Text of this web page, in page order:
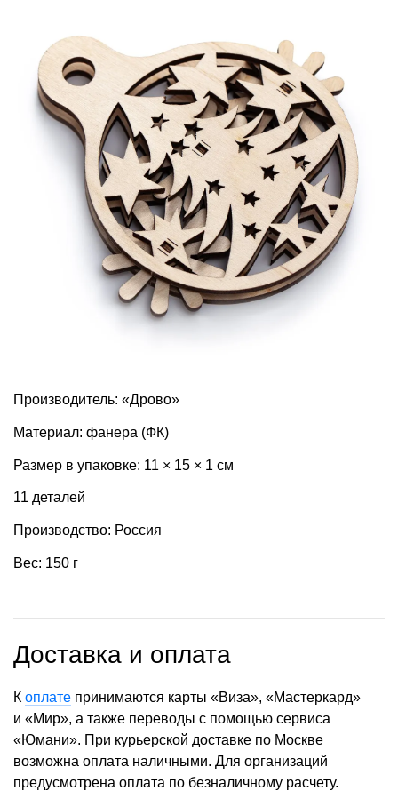
Производитель: «Дрово»
Материал: фанера (ФК)
Размер в упаковке: 11 × 15 × 1 см
11 деталей
Производство: Россия
Вес: 150 г
Доставка и оплата
К оплате принимаются карты «Виза», «Мастеркард»
и «Мир», а также переводы с помощью сервиса
«Юмани». При курьерской доставке по Москве
возможна оплата наличными. Для организаций
предусмотрена оплата по безналичному расчету.